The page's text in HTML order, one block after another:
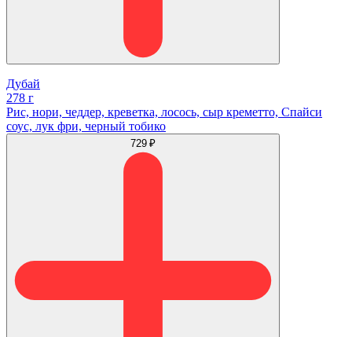
Дубай
278 г
Рис, нори, чеддер, креветка, лосось, сыр креметто, Спайси
соус, лук фри, черный тобико
729 ₽